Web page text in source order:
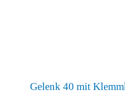
Gelenk 40 mit